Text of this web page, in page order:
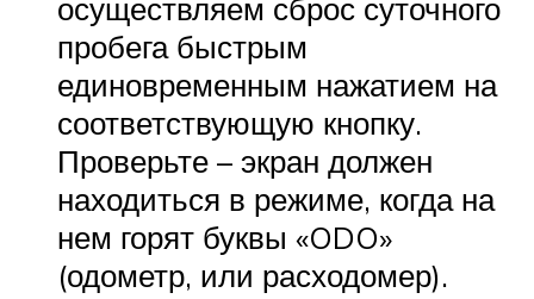
осуществляем сброс суточного
пробега быстрым
единовременным нажатием на
соответствующую кнопку.
Проверьте – экран должен
находиться в режиме, когда на
нем горят буквы «ODO»
(одометр, или расходомер).